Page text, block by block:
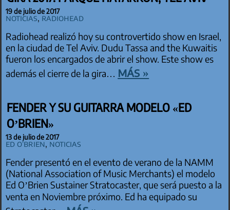
19 de julio de 2017
Noticias, Radiohead
Radiohead realizó hoy su controvertido show en Israel,
en la ciudad de Tel Aviv. Dudu Tassa and the Kuwaitis
fueron los encargados de abrir el show. Este show es
además el cierre de la gira… más »
FENDER Y SU GUITARRA MODELO «ED
O’BRIEN»
13 de julio de 2017
Ed O'Brien, Noticias
Fender presentó en el evento de verano de la NAMM
(National Association of Music Merchants) el modelo
Ed O’Brien Sustainer Stratocaster, que será puesto a la
venta en Noviembre próximo. Ed ha equipado su